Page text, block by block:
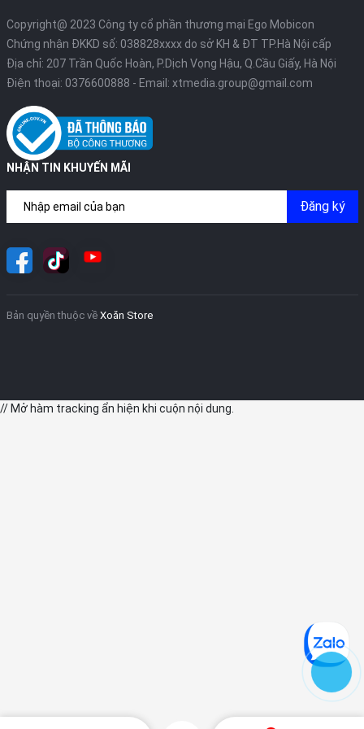
trên smartphone.
Thiết kế tối giản, bền bỉ theo thời gian
chỉn chu trong công việc đến nét năng động khi dạo phố.
Độ bền của máy cũng được nâng lên một tầm cao mới nhờ lớp
vỏ chế tác từ nhôm chuẩn hàng không vũ trụ, giúp khung viền có
mặt kính Ceramic Shield thế hệ mới – loại kính cường lực cứng
Copyright@ 2023 Công ty cổ phần thương mại Ego Mobicon
Chứng nhận ĐKKD số: 038828xxxx do sở KH & ĐT TP.Hà Nội cấp
Địa chỉ: 207 Trần Quốc Hoàn, P.Dịch Vọng Hậu, Q.Cầu Giấy, Hà Nội
Điện thoại: 0376600888 - Email: xtmedia.group@gmail.com
NHẬN TIN KHUYẾN MÃI
Đăng ký
Bản quyền thuộc về Xoăn Store
// Mở hàm tracking ẩn hiện khi cuộn nội dung.